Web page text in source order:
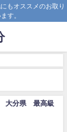
もオススメのお取り
す。
大分県 最高級